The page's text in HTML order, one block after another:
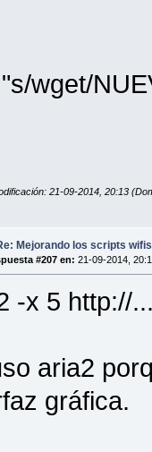
wget/
21-09-2014, 20:13
Mejorando los scripts
#207 en: 21-09-2014,
-x 5 http://
aria2
gráfica.